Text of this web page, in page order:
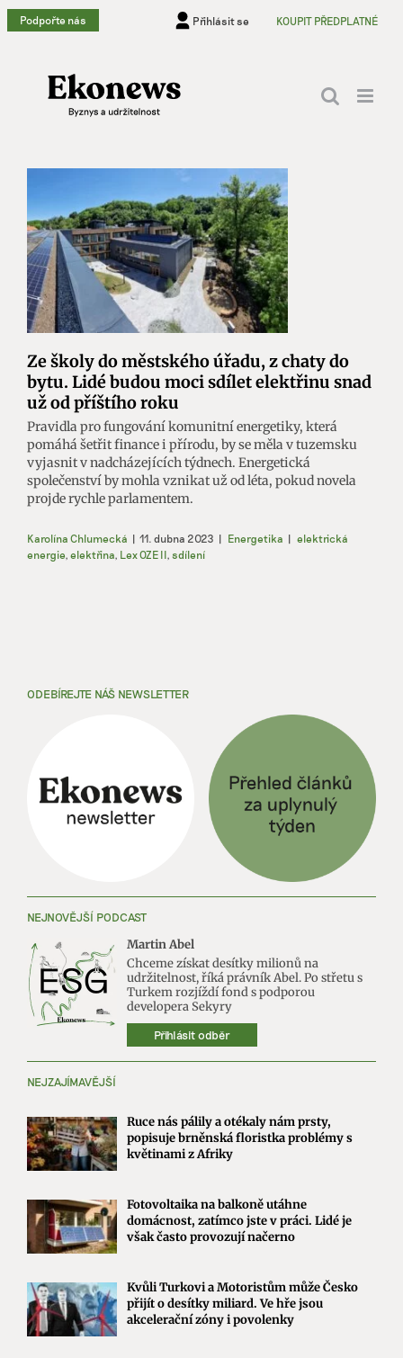
Přeskočit
na
Podpořte nás Přihlásit se KOUPIT PŘEDPLATNÉ
Ze školy do městského úřadu, z chaty do
bytu. Lidé budou moci sdílet elektřinu snad
už od příštího roku
Pravidla pro fungování komunitní energetiky, která
pomáhá šetřit finance i přírodu, by se měla v tuzemsku
vyjasnit v nadcházejících týdnech. Energetická
společenství by mohla vznikat už od léta, pokud novela
projde rychle parlamentem.
Karolína Chlumecká | 11. dubna 2023 | Energetika | elektrická
energie, elektřina, Lex OZE II, sdílení
ODEBÍREJTE NÁŠ NEWSLETTER
NEJNOVĚJŠÍ PODCAST
Martin Abel
Chceme získat desítky milionů na
udržitelnost, říká právník Abel. Po střetu s
Turkem rozjíždí fond s podporou
developera Sekyry
Přihlásit odběr
NEJZAJÍMAVĚJŠÍ
Ruce nás pálily a otékaly nám prsty,
popisuje brněnská floristka problémy s
květinami z Afriky
Fotovoltaika na balkoně utáhne
domácnost, zatímco jste v práci. Lidé je
však často provozují načerno
Kvůli Turkovi a Motoristům může Česko
přijít o desítky miliard. Ve hře jsou
akcelerační zóny i povolenky